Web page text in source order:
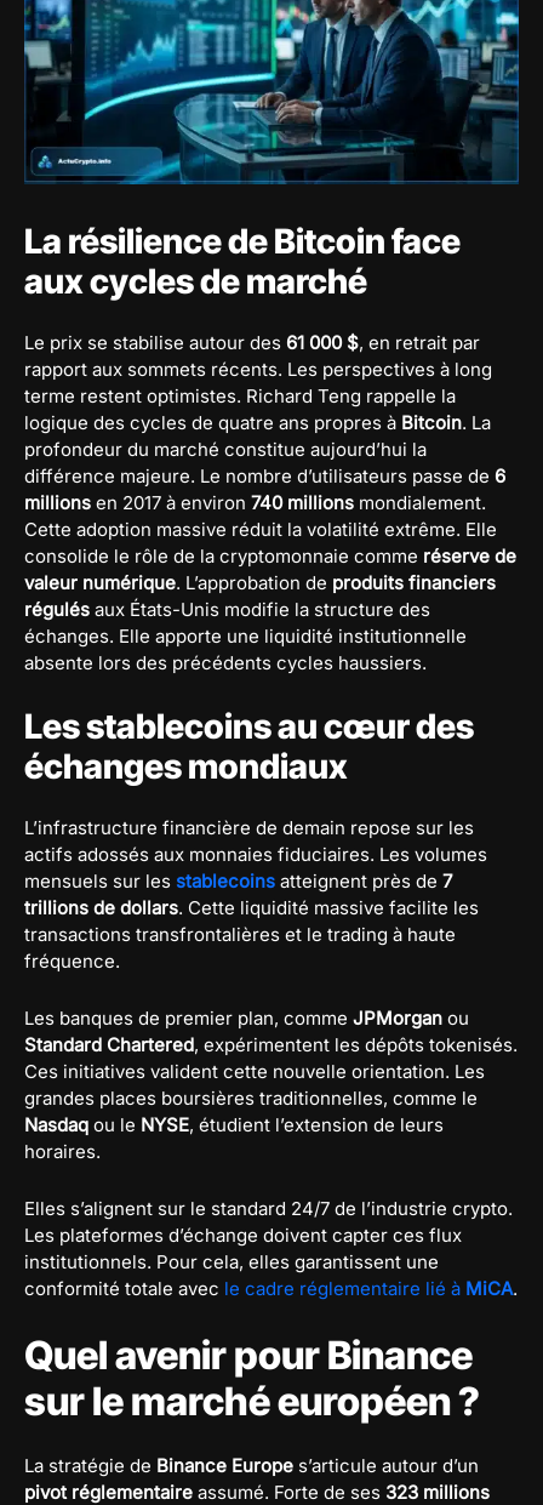
La résilience de Bitcoin face
aux cycles de marché
Le prix se stabilise autour des 61 000 $, en retrait par
rapport aux sommets récents. Les perspectives à long
terme restent optimistes. Richard Teng rappelle la
logique des cycles de quatre ans propres à Bitcoin. La
profondeur du marché constitue aujourd’hui la
différence majeure. Le nombre d’utilisateurs passe de 6
millions en 2017 à environ 740 millions mondialement.
Cette adoption massive réduit la volatilité extrême. Elle
consolide le rôle de la cryptomonnaie comme réserve de
valeur numérique. L’approbation de produits financiers
régulés aux États-Unis modifie la structure des
échanges. Elle apporte une liquidité institutionnelle
absente lors des précédents cycles haussiers.
Les stablecoins au cœur des
échanges mondiaux
L’infrastructure financière de demain repose sur les
actifs adossés aux monnaies fiduciaires. Les volumes
mensuels sur les stablecoins atteignent près de 7
trillions de dollars. Cette liquidité massive facilite les
transactions transfrontalières et le trading à haute
fréquence.
Les banques de premier plan, comme JPMorgan ou
Standard Chartered, expérimentent les dépôts tokenisés.
Ces initiatives valident cette nouvelle orientation. Les
grandes places boursières traditionnelles, comme le
Nasdaq ou le NYSE, étudient l’extension de leurs
horaires.
Elles s’alignent sur le standard 24/7 de l’industrie crypto.
Les plateformes d’échange doivent capter ces flux
institutionnels. Pour cela, elles garantissent une
conformité totale avec le cadre réglementaire lié à MiCA.
Quel avenir pour Binance
sur le marché européen ?
La stratégie de Binance Europe s’articule autour d’un
pivot réglementaire assumé. Forte de ses 323 millions